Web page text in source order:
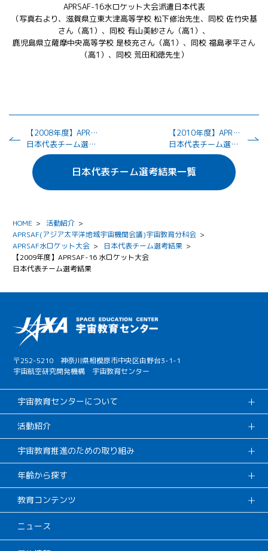
APRSAF-16水ロケット大会派遣日本代表
（写真右より、滋賀県立東大津高等学校 松下修治先生、同校 佐竹央基
さん（高1）、同校 有山美紗さん（高1）、
鹿児島県立薩摩中央高等学校 是枝充さん（高1）、同校 福島孝平さん
（高1）、同校 荒田和徳先生）
【2008年度】APRSAF-15 水ロケット大会
日本代表チーム選考結果
【2010年度】APRSAF-17 水ロケット大会
日本代表チーム選考結果
日本代表チーム選考結果一覧
HOME > 活動紹介 >
APRSAF(アジア太平洋地域宇宙機関会議)宇宙教育分科会 >
APRSAF水ロケット大会 > 日本代表チーム選考結果 >
【2009年度】APRSAF-16 水ロケット大会
日本代表チーム選考結果
〒252-5210 神奈川県相模原市中央区由野台3-1-1
宇宙航空研究開発機構 宇宙教育センター
宇宙教育センターについて
活動紹介
宇宙教育推進のための取り組み
年齢から探す
教育コンテンツ
ニュース